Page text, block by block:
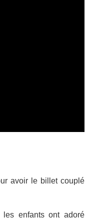
avoir le billet couplé
enfants ont adoré